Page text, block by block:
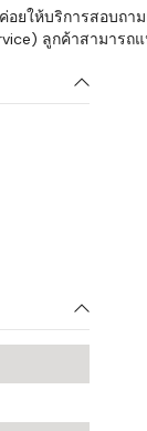
อยให้บริการสอบถ
ลูกค้าสามารถ